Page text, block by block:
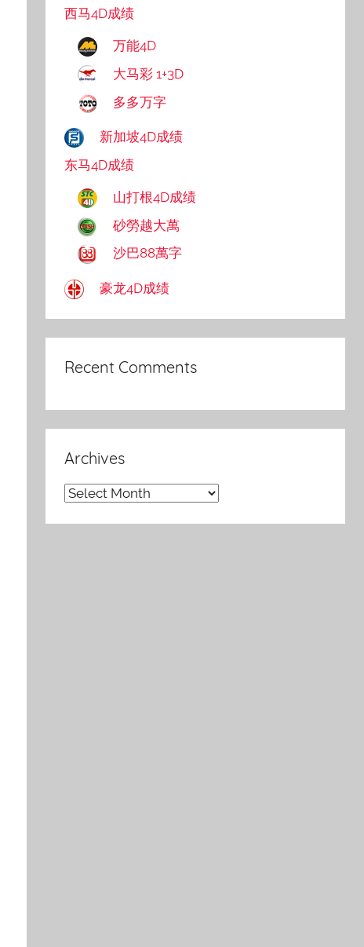
西马4D成绩
万能4D
大马彩 1+3D
多多万字
新加坡4D成绩
东马4D成绩
山打根4D成绩
砂勞越大萬
沙巴88萬字
豪龙4D成绩
Recent Comments
Archives
Archives